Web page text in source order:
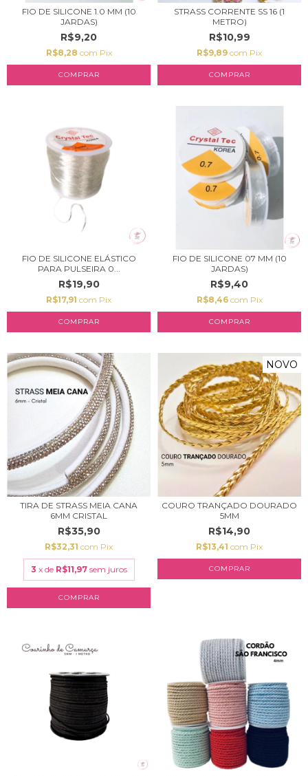
FIO DE SILICONE 1.0 MM (10
JARDAS)
R$9,20
R$8,28 com Pix
STRASS CORRENTE SS 16 (1
METRO)
R$10,99
R$9,89 com Pix
COMPRAR
FIO DE SILICONE ELÁSTICO
PARA PULSEIRA 0...
R$19,90
R$17,91 com Pix
FIO DE SILICONE 07 MM (10
JARDAS)
R$9,40
R$8,46 com Pix
TIRA DE STRASS MEIA CANA
6MM CRISTAL
R$35,90
R$32,31 com Pix
3 x de R$11,97 sem juros
COMPRAR
NOVO
COURO TRANÇADO DOURADO
5MM
R$14,90
R$13,41 com Pix
COMPRAR